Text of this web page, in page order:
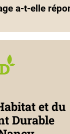
a-t-elle
et du
Durable